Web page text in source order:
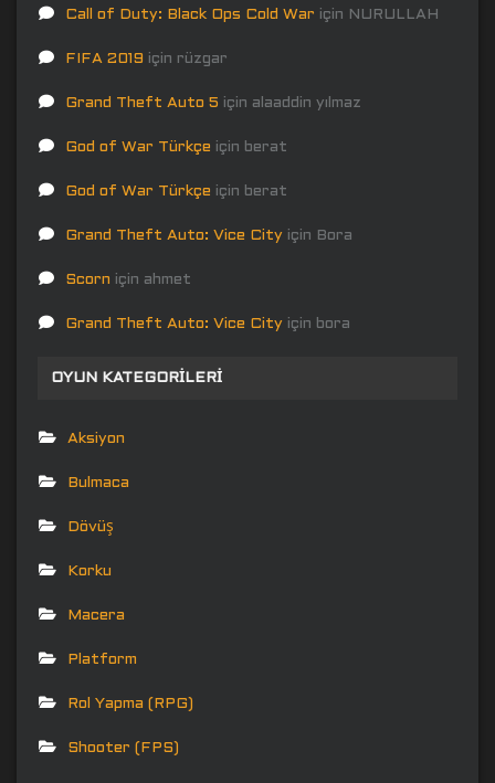
Call of Duty: Black Ops Cold War için NURULLAH
FIFA 2019 için rüzgar
Grand Theft Auto 5 için alaaddin yılmaz
God of War Türkçe için berat
God of War Türkçe için berat
Grand Theft Auto: Vice City için Bora
Scorn için ahmet
Grand Theft Auto: Vice City için bora
OYUN KATEGORILERI
Aksiyon
Bulmaca
Dövüş
Korku
Macera
Platform
Rol Yapma (RPG)
Shooter (FPS)